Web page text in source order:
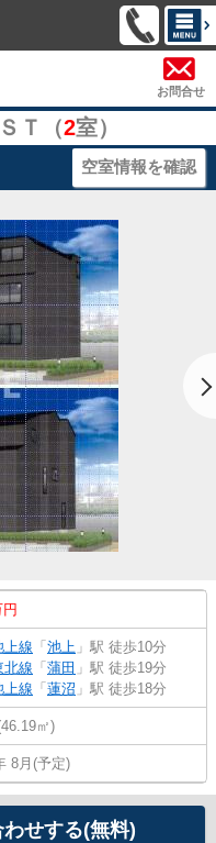
お問合せ
Ｔ（2室）
空室情報を確認
上線 「 池上 」駅 徒歩10分
北線 「 蒲田 」駅 徒歩19分
上線 「 蓮沼 」駅 徒歩18分
㎡)
8月(予定)
せする(無料)